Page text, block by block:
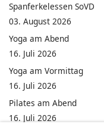
Spanferkelessen SoVD
03. August 2026
Yoga am Abend
16. Juli 2026
Yoga am Vormittag
16. Juli 2026
Pilates am Abend
16. Juli 2026